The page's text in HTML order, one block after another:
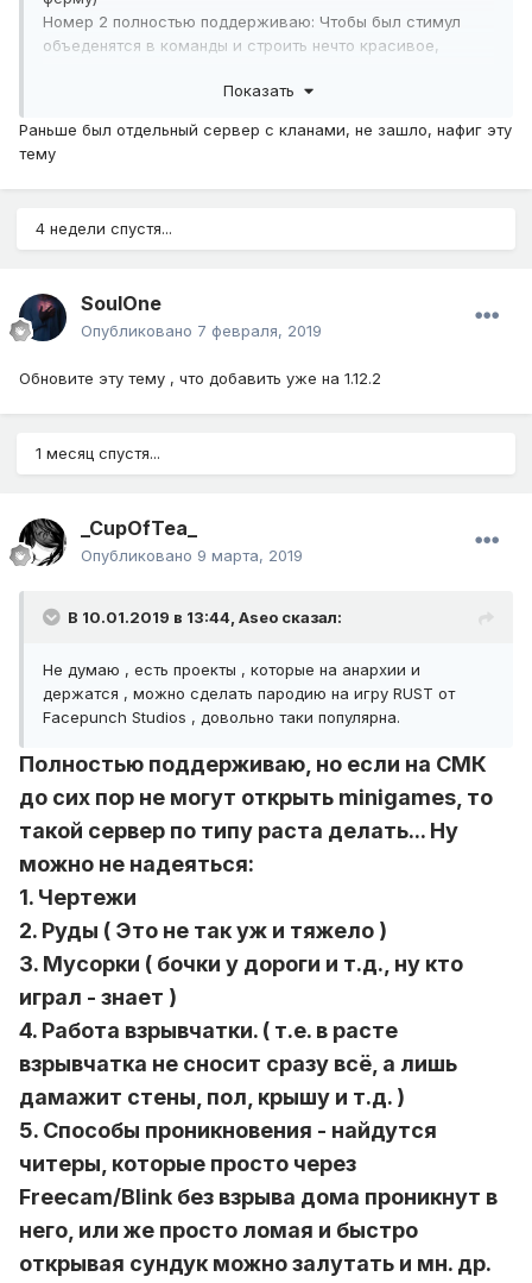
Номер 2 полностью поддерживаю: Чтобы был стимул
объеденятся в команды и строить нечто красивое,
строительный ивент, на лучшую постройку с истроией и
Номер 3 не совсем поддерживаю, как писали выше
монетки и так лишние уже) я бы предложил проводить
конкурс на зал славы - где переносились бы самые
ивентовые. А просто от игроков, скажем штучки 2-3.
решает не тупое закликивание, а руки.
А про кланы, чета я беса погнал, вот реально извините,
Показать
Раньше был отдельный сервер с кланами, не зашло, нафиг эту
тему
4 недели спустя...
SoulOne
Опубликовано 7 февраля, 2019
Обновите эту тему , что добавить уже на 1.12.2
1 месяц спустя...
_CupOfTea_
Опубликовано 9 марта, 2019
В 10.01.2019 в 13:44, Aseo сказал:
Не думаю , есть проекты , которые на анархии и
держатся , можно сделать пародию на игру RUST от
Facepunch Studios , довольно таки популярна.
Полностью поддерживаю, но если на СМК
до сих пор не могут открыть minigames, то
такой сервер по типу раста делать... Ну
можно не надеяться:
1. Чертежи
2. Руды ( Это не так уж и тяжело )
3. Мусорки ( бочки у дороги и т.д., ну кто
играл - знает )
4. Работа взрывчатки. ( т.е. в расте
взрывчатка не сносит сразу всё, а лишь
дамажит стены, пол, крышу и т.д. )
5. Способы проникновения - найдутся
читеры, которые просто через
Freecam/Blink без взрыва дома проникнут в
него, или же просто ломая и быстро
открывая сундук можно залутать и мн. др.